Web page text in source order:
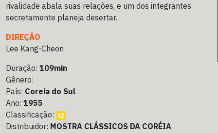
rivalidade abala suas relações, e um dos integrantes
secretamente planeja desertar.
DIREÇÃO
Lee Kang-Cheon
Duração: 109min
Gênero:
País: Coreia do Sul
Ano: 1955
Classificação:
Distribuidor: MOSTRA CLÁSSICOS DA CORÉIA